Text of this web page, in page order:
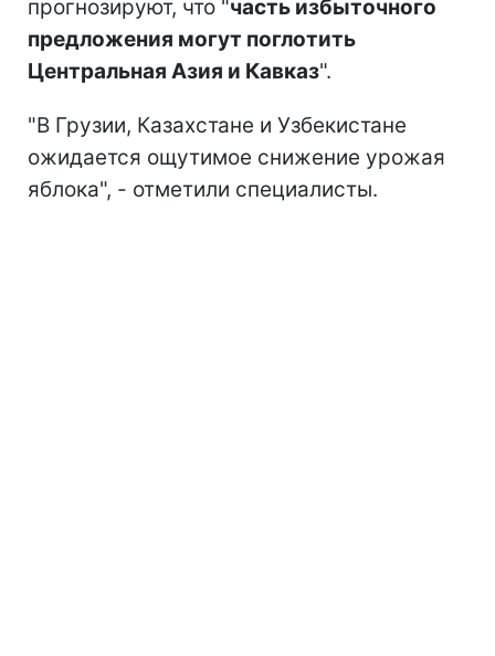
прогнозируют, что "часть избыточного
предложения могут поглотить
Центральная Азия и Кавказ".
"В Грузии, Казахстане и Узбекистане
ожидается ощутимое снижение урожая
яблока", - отметили специалисты.